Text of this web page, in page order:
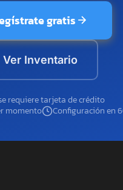
gratis
Ver Inventario
requiere tarjeta de crédito
momento
Configuración en